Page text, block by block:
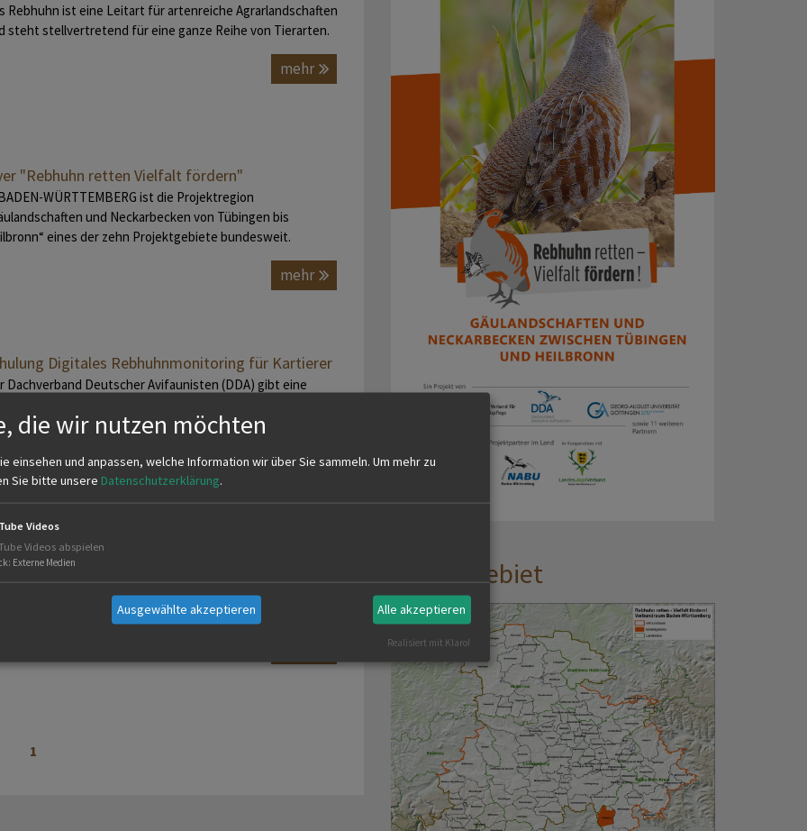
Rebhuhn ist eine Leitart für artenreiche Agrarlandschaften
steht stellvertretend für eine ganze Reihe von Tierarten.
mehr
"Rebhuhn retten Vielfalt fördern"
WÜRTTEMBERG ist die Projektregion
und Neckarbecken von Tübingen bis
eines der zehn Projektgebiete bundesweit.
mehr
Digitales Rebhuhnmonitoring für Kartierer
Dachverband Deutscher Avifaunisten (DDA) gibt eine
teilnehmen…
mehr
Kartierer gesucht
Württemberg werden vor allem Freiwillige in den
Böblingen, Freudenstadt und Ludwigsburg
1
Projektgebiet
die wir nutzen möchten
einsehen und anpassen, welche Information wir über Sie sammeln. Um mehr zu
Sie bitte unsere Datenschutzerklärung.
Videos
Videos abspielen
: Externe Medien
Ausgewählte akzeptieren Alle akzeptieren
Realisiert mit Klaro!